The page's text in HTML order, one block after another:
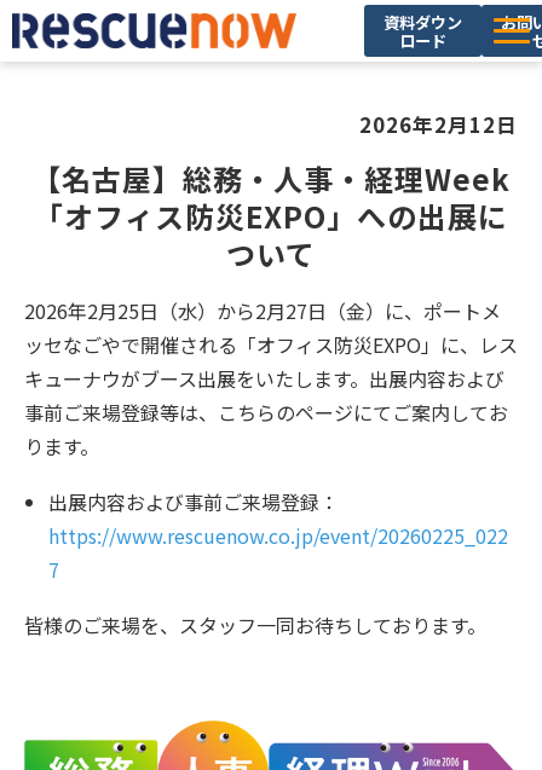
資料ダウン
ロード
お問
セミナー・イベント
ブログ
ニュース
企業情報
採用情報
2026年2月12日
【名古屋】総務・人事・経理Week
「オフィス防災EXPO」への出展に
ついて
2026年2月25日（水）から2月27日（金）に、ポートメ
ッセなごやで開催される「オフィス防災EXPO」に、レス
キューナウがブース出展をいたします。出展内容および
事前ご来場登録等は、こちらのページにてご案内してお
ります。
出展内容および事前ご来場登録：
https://www.rescuenow.co.jp/event/20260225_022
7
皆様のご来場を、スタッフ一同お待ちしております。